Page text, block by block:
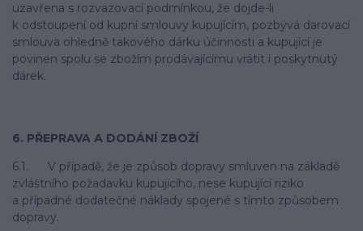
uzavřena s rozvazovací podmínkou, že dojde-li
k odstoupení od kupní smlouvy kupujícím, pozbývá darovací
smlouva ohledně takového dárku účinnosti a kupující je
povinen spolu se zbožím prodávajícímu vrátit i poskytnutý
dárek.
6. PŘEPRAVA A DODÁNÍ ZBOŽÍ
6.1. V případě, že je způsob dopravy smluven na základě
zvláštního požadavku kupujícího, nese kupující riziko
a případné dodatečné náklady spojené s tímto způsobem
dopravy.